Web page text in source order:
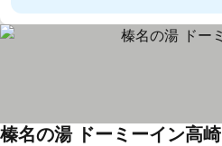
榛名の湯 ドーミーイン高崎